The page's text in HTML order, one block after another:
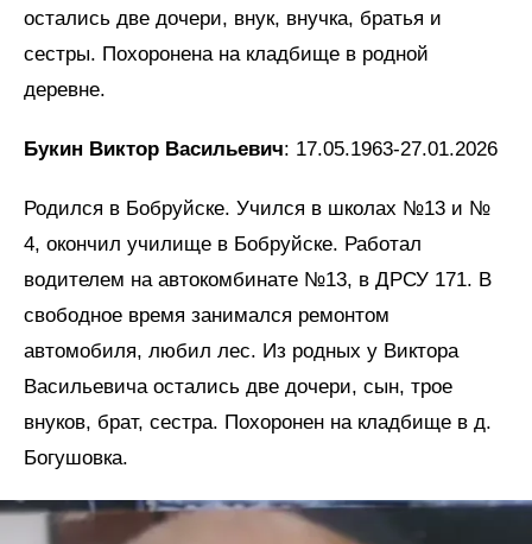
остались две дочери, внук, внучка, братья и
сестры. Похоронена на кладбище в родной
деревне.
Букин Виктор Васильевич: 17.05.1963-27.01.2026
Родился в Бобруйске. Учился в школах №13 и №
4, окончил училище в Бобруйске. Работал
водителем на автокомбинате №13, в ДРСУ 171. В
свободное время занимался ремонтом
автомобиля, любил лес. Из родных у Виктора
Васильевича остались две дочери, сын, трое
внуков, брат, сестра. Похоронен на кладбище в д.
Богушовка.